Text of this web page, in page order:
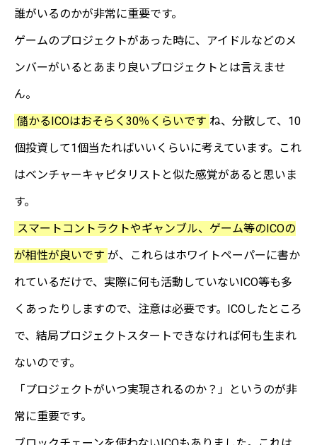
誰がいるのかが非常に重要です。
ゲームのプロジェクトがあった時に、アイドルなどのメ
ンバーがいるとあまり良いプロジェクトとは言えませ
ん。
儲かるICOはおそらく30％くらいです ね、分散して、10
個投資して1個当たればいいくらいに考えています。これ
はベンチャーキャピタリストと似た感覚があると思いま
す。
スマートコントラクトやギャンブル、ゲーム等のICOの
が相性が良いです が、これらはホワイトペーパーに書か
れているだけで、実際に何も活動していないICO等も多
くあったりしますので、注意は必要です。ICOしたところ
で、結局プロジェクトスタートできなければ何も生まれ
ないのです。
「プロジェクトがいつ実現されるのか？」というのが非
常に重要です。